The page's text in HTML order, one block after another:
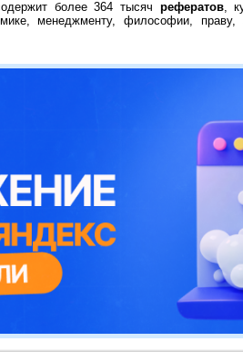
более 364 тысяч рефератов,
менеджменту, философии,